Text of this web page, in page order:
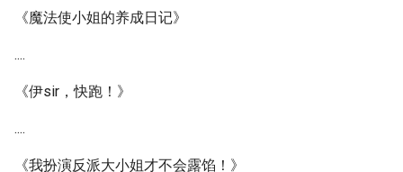
《魔法使小姐的养成日记》
....
《伊sir，快跑！》
....
《我扮演反派大小姐才不会露馅！》